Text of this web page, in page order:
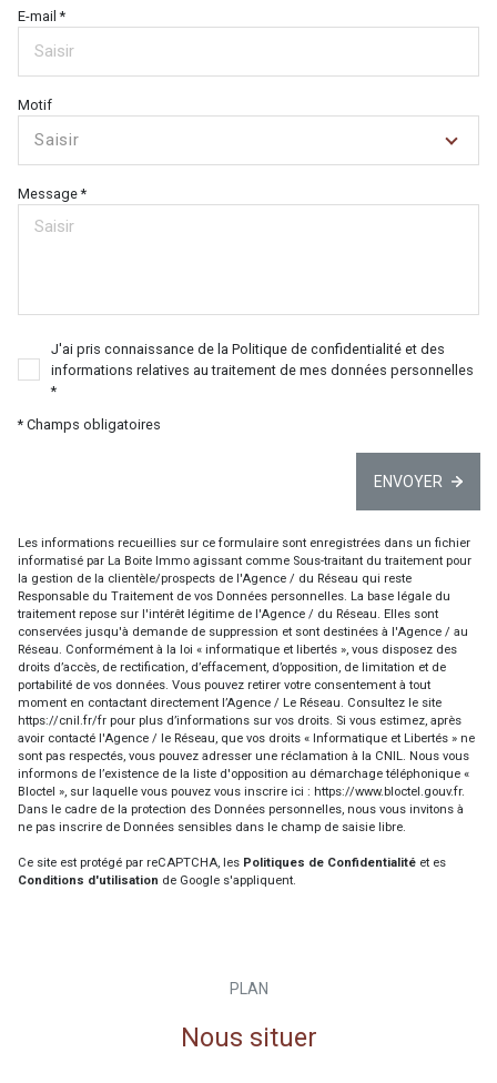
E-mail *
Motif
Saisir
Message *
J'ai pris connaissance de la Politique de confidentialité et des
informations relatives au traitement de mes données personnelles
*
* Champs obligatoires
ENVOYER
Les informations recueillies sur ce formulaire sont enregistrées dans un fichier
informatisé par La Boite Immo agissant comme Sous-traitant du traitement pour
la gestion de la clientèle/prospects de l'Agence / du Réseau qui reste
Responsable du Traitement de vos Données personnelles. La base légale du
traitement repose sur l'intérêt légitime de l'Agence / du Réseau. Elles sont
conservées jusqu'à demande de suppression et sont destinées à l'Agence / au
Réseau. Conformément à la loi « informatique et libertés », vous disposez des
droits d’accès, de rectification, d’effacement, d’opposition, de limitation et de
portabilité de vos données. Vous pouvez retirer votre consentement à tout
moment en contactant directement l’Agence / Le Réseau. Consultez le site
https://cnil.fr/fr pour plus d’informations sur vos droits. Si vous estimez, après
avoir contacté l'Agence / le Réseau, que vos droits « Informatique et Libertés » ne
sont pas respectés, vous pouvez adresser une réclamation à la CNIL. Nous vous
informons de l’existence de la liste d'opposition au démarchage téléphonique «
Bloctel », sur laquelle vous pouvez vous inscrire ici : https://www.bloctel.gouv.fr.
Dans le cadre de la protection des Données personnelles, nous vous invitons à
ne pas inscrire de Données sensibles dans le champ de saisie libre.
Ce site est protégé par reCAPTCHA, les Politiques de Confidentialité et es
Conditions d'utilisation de Google s'appliquent.
PLAN
Nous situer